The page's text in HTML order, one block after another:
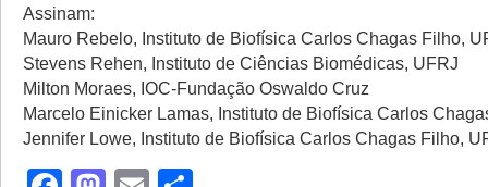
Assinam:
Mauro Rebelo, Instituto de Biofísica Carlos Chagas Filho,
Stevens Rehen, Instituto de Ciências Biomédicas, UFRJ
Milton Moraes, IOC-Fundação Oswaldo Cruz
Marcelo Einicker Lamas, Instituto de Biofísica Carlos
Jennifer Lowe, Instituto de Biofísica Carlos Chagas Filho,